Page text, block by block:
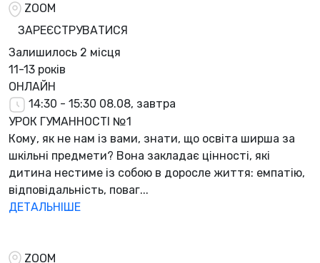
ZOOM
ЗАРЕЄСТРУВАТИСЯ
Залишилось 2 місця
11-13 років
ОНЛАЙН
14:30 - 15:30 08.08, завтра
УРОК ГУМАННОСТІ №1
Кому, як не нам із вами, знати, що освіта ширша за
шкільні предмети? Вона закладає цінності, які
дитина нестиме із собою в доросле життя: емпатію,
відповідальність, поваг...
ДЕТАЛЬНІШЕ
ZOOM